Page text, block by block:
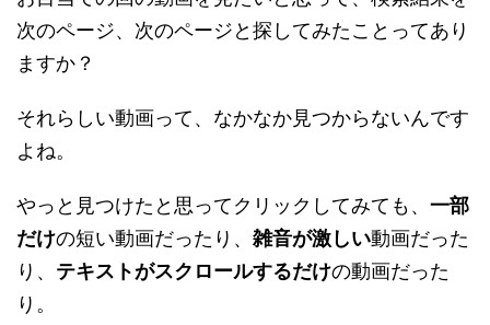
次のページ、次のページと探してみたことってあり
ますか？
それらしい動画って、なかなか見つからないんです
よね。
やっと見つけたと思ってクリックしてみても、 一部
だけの短い動画だったり、 雑音が激しい動画だった
り、 テキストがスクロールするだけの動画だった
り。